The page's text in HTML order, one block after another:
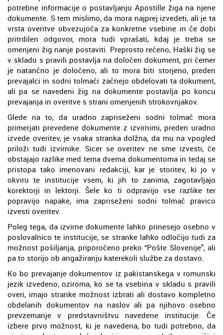
potrebne informacije o postavljanju Apostille žiga na njene
dokumente. S tem mislimo, da mora najprej izvedeti, ali je ta
vrsta overitve obvezujoča za konkretne vsebine in če dobi
pritrdilen odgovor, mora tudi vprašati, kdaj je treba se
omenjeni žig nanje postaviti. Preprosto rečeno, Haški žig se
v skladu s pravili postavlja na določen dokument, pri čemer
je natančno je določeno, ali to mora biti storjeno, preden
prevajalci in sodni tolmači začnejo obdelovati ta dokument,
ali pa se navedeni žig na dokumente postavlja po koncu
prevajanja in overitve s strani omenjenih strokovnjakov.
Glede na to, da uradno zapriseženi sodni tolmač mora
primerjati prevedene dokumente z izvirnimi, preden uradno
izvede overitev, je vsaka stranka dolžna, da mu na vpogled
priloži tudi izvirnike. Sicer se overitev ne sme izvesti, če
obstajajo razlike med tema dvema dokumentoma in tedaj se
pristopa tako imenovani redakciji, kar je storitev, ki jo v
okviru te institucije vsem, ki jih to zanima, zagotavljajo
korektorji in lektorji. Šele ko ti odpravijo vse razlike ter
popravijo napake, ima zapriseženi sodni tolmač pravico
izvesti overitev.
Poleg tega, da izvirne dokumente lahko prinesejo osebno v
poslovalnico te institucije, se stranke lahko odločijo tudi za
možnost pošiljanja, priporočeno preko “Pošte Slovenije", ali
pa to storijo ob angažiranju katerekoli službe za dostavo.
Ko bo prevajanje dokumentov iz pakistanskega v romunski
jezik izvedeno, oziroma, ko se ta vsebina v skladu s pravili
overi, imajo stranke možnost izbrati ali dostavo kompletno
obdelanih dokumentov na naslov ali pa njihovo osebno
prevzemanje v predstavništvu navedene institucije. Če
izbere prvo možnost, ki je navedena, bo tudi potrebno, da